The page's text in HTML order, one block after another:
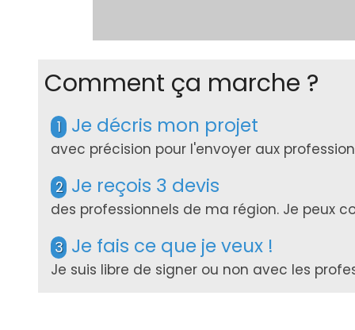
Comment ça marche ?
1 Je décris mon projet
avec précision pour l'envoyer aux
2 Je reçois 3 devis
des professionnels de ma région. Je peux
3 Je fais ce que je veux !
Je suis libre de signer ou non avec les